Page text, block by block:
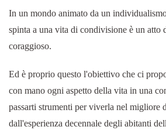
In un mondo animato da un
spinta a una vita di condivisione è un atto
coraggioso.
Ed è proprio questo l'obiettivo che ci
con mano ogni aspetto della vita in una
passarti strumenti per viverla nel migliore
dall'esperienza decennale degli abitanti